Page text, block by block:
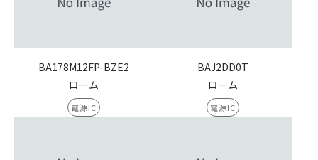
BA178M12FP-BZE2
ローム
電源IC
BAJ2DD0T
ローム
電源IC